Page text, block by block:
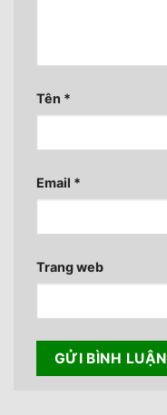
Tên *
Email *
Trang web